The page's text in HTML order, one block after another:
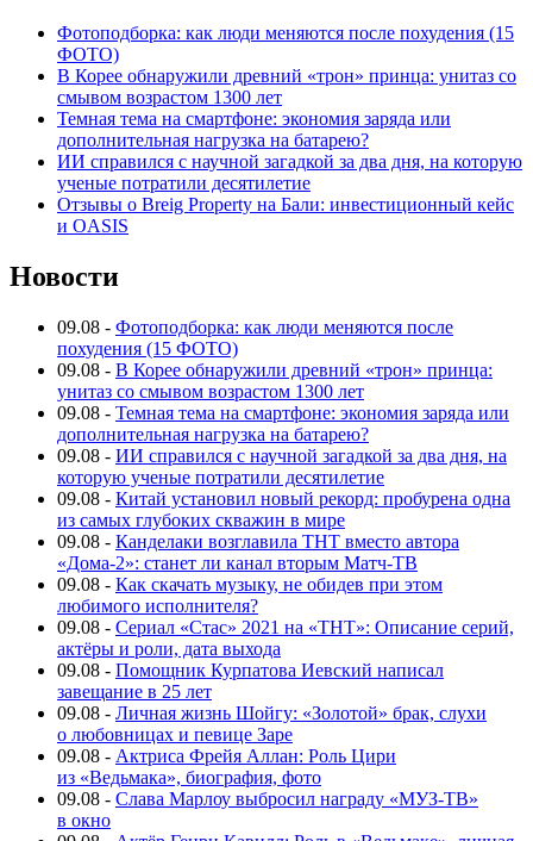
Фотоподборка: как люди меняются после похудения (15
ФОТО)
В Корее обнаружили древний «трон» принца: унитаз со
смывом возрастом 1300 лет
Темная тема на смартфоне: экономия заряда или
дополнительная нагрузка на батарею?
ИИ справился с научной загадкой за два дня, на которую
ученые потратили десятилетие
Отзывы о Breig Property на Бали: инвестиционный кейс
и OASIS
Новости
09.08 - Фотоподборка: как люди меняются после
похудения (15 ФОТО)
09.08 - В Корее обнаружили древний «трон» принца:
унитаз со смывом возрастом 1300 лет
09.08 - Темная тема на смартфоне: экономия заряда или
дополнительная нагрузка на батарею?
09.08 - ИИ справился с научной загадкой за два дня, на
которую ученые потратили десятилетие
09.08 - Китай установил новый рекорд: пробурена одна
из самых глубоких скважин в мире
09.08 - Канделаки возглавила ТНТ вместо автора
«Дома-2»: станет ли канал вторым Матч-ТВ
09.08 - Как скачать музыку, не обидев при этом
любимого исполнителя?
09.08 - Сериал «Стас» 2021 на «ТНТ»: Описание серий,
актёры и роли, дата выхода
09.08 - Помощник Курпатова Иевский написал
завещание в 25 лет
09.08 - Личная жизнь Шойгу: «Золотой» брак, слухи
о любовницах и певице Заре
09.08 - Актриса Фрейя Аллан: Роль Цири
из «Ведьмака», биография, фото
09.08 - Слава Марлоу выбросил награду «МУЗ-ТВ»
в окно